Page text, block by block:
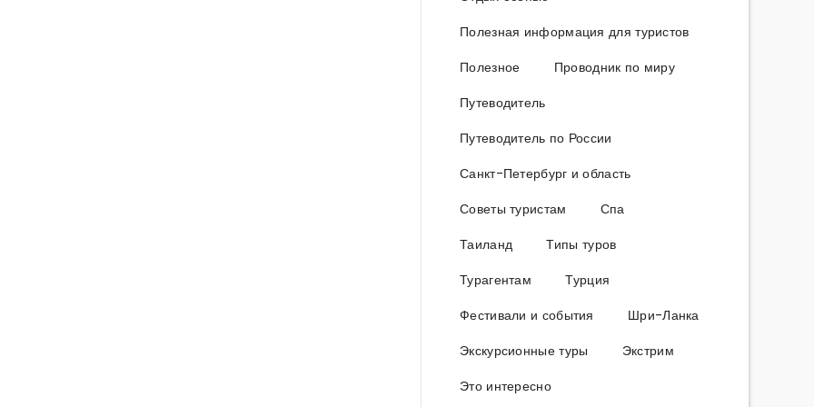
Полезная информация для туристов
Полезное
Проводник по миру
Путеводитель
Путеводитель по России
Санкт-Петербург и область
Советы туристам
Спа
Таиланд
Типы туров
Турагентам
Турция
Фестивали и события
Шри-Ланка
Экскурсионные туры
Экстрим
Это интересно